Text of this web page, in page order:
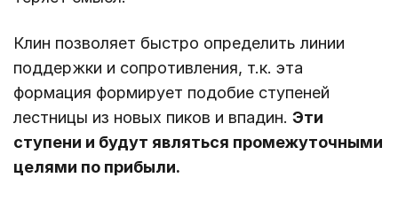
Клин позволяет быстро определить линии
поддержки и сопротивления, т.к. эта
формация формирует подобие ступеней
лестницы из новых пиков и впадин. Эти
ступени и будут являться промежуточными
целями по прибыли.